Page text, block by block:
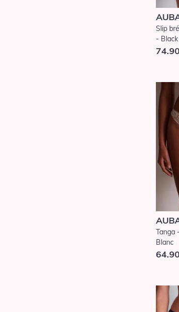
Slip
- Black
Tanga
Blanc